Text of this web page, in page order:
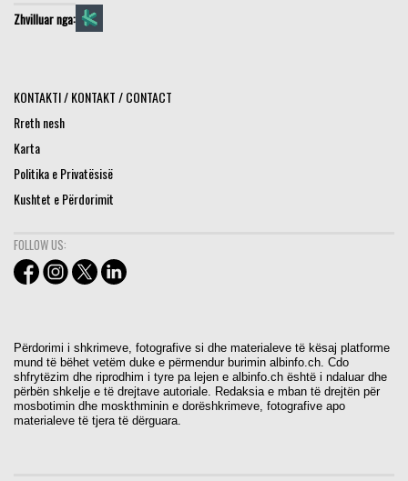
Zhvilluar nga:
KONTAKTI / KONTAKT / CONTACT
Rreth nesh
Karta
Politika e Privatësisë
Kushtet e Përdorimit
FOLLOW US:
Përdorimi i shkrimeve, fotografive si dhe materialeve të kësaj platforme
mund të bëhet vetëm duke e përmendur burimin albinfo.ch. Cdo
shfrytëzim dhe riprodhim i tyre pa lejen e albinfo.ch është i ndaluar dhe
përbën shkelje e të drejtave autoriale. Redaksia e mban të drejtën për
mosbotimin dhe moskthminin e dorëshkrimeve, fotografive apo
materialeve të tjera të dërguara.